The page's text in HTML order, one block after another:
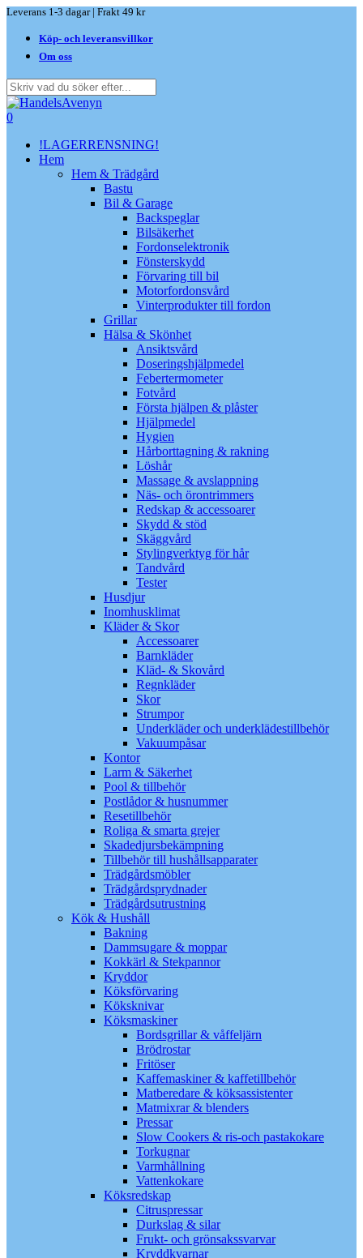
Skip
main
content
Leverans 1-3 dagar | Frakt 49 kr
Köp- och leveransvillkor
Om oss
Close
Search
search
0
!LAGERRENSNING!
Hem
Hem & Trädgård
Bastu
Bil & Garage
Backspeglar
Bilsäkerhet
Fordonselektronik
Fönsterskydd
Förvaring till bil
Motorfordonsvård
Vinterprodukter till fordon
Grillar
Hälsa & Skönhet
Ansiktsvård
Doseringshjälpmedel
Febertermometer
Fotvård
Första hjälpen & plåster
Hjälpmedel
Hygien
Hårborttagning & rakning
Löshår
Massage & avslappning
Näs- och örontrimmers
Redskap & accessoarer
Skydd & stöd
Skäggvård
Stylingverktyg för hår
Tandvård
Tester
Husdjur
Inomhusklimat
Kläder & Skor
Accessoarer
Barnkläder
Kläd- & Skovård
Regnkläder
Skor
Strumpor
Underkläder och underklädestillbehör
Vakuumpåsar
Kontor
Larm & Säkerhet
Pool & tillbehör
Postlådor & husnummer
Resetillbehör
Roliga & smarta grejer
Skadedjursbekämpning
Tillbehör till hushållsapparater
Trädgårdsmöbler
Trädgårdsprydnader
Trädgårdsutrustning
Kök & Hushåll
Bakning
Dammsugare & moppar
Kokkärl & Stekpannor
Kryddor
Köksförvaring
Köksknivar
Köksmaskiner
Bordsgrillar & våffeljärn
Brödrostar
Fritöser
Kaffemaskiner & kaffetillbehör
Matberedare & köksassistenter
Matmixrar & blenders
Pressar
Slow Cookers & ris-och pastakokare
Torkugnar
Varmhållning
Vattenkokare
Köksredskap
Citruspressar
Durkslag & silar
Frukt- och grönsakssvarvar
Kryddkvarnar